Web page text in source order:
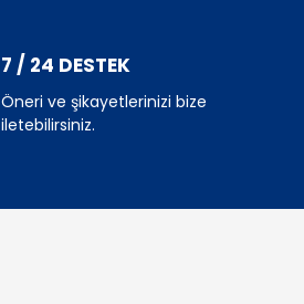
7 / 24 DESTEK
Öneri ve şikayetlerinizi bize
iletebilirsiniz.